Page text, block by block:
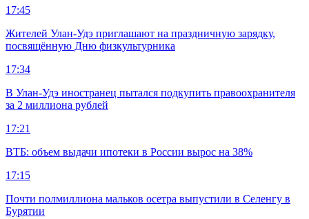
17:45
Жителей Улан-Удэ приглашают на праздничную зарядку,
посвящённую Дню физкультурника
17:34
В Улан-Удэ иностранец пытался подкупить правоохранителя
за 2 миллиона рублей
17:21
ВТБ: объем выдачи ипотеки в России вырос на 38%
17:15
Почти полмиллиона мальков осетра выпустили в Селенгу в
Бурятии